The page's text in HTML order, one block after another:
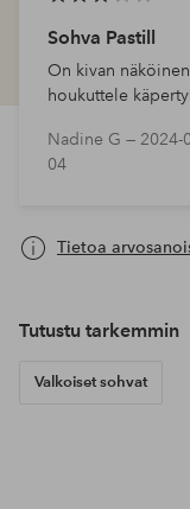
Sohva Pastill
On kivan
houkuttele
Nadine G — 2024-
04
Tietoa
Tutustu tarkemmin
Valkoiset sohvat